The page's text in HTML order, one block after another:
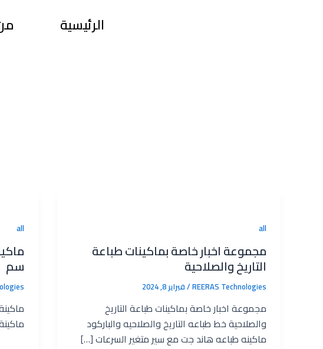
الرئيسية
all
مجموعة اخبار خاصة بماكينات طباعة
التاريخ والصلاحية
REERAS Technologies‎
/فبراير 8, 2024
مجموعة اخبار خاصة بماكينات طباعة التاريخ
والصلاحية خط طباعه التاريخ والصلاحيه والباركود
ماكينه طباعه هاند جت مع سير متغير السرعات […]
all
سم
ماكينة